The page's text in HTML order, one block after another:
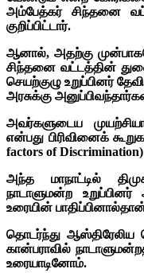
அம்பேத்கர் சிந்தனை
குறிப்பிட்டார்.
ஆனால், அதற்கு
சிந்தனை வட்டத்தின்
செயற்குழு உறுப்பினர்
அரசுக்கு
அவர்களுடைய
என்பது பிரிவினைக்
factors of
அந்த மாநாட்டில்
நாடாளுமன்ற
உரையின்
தொடர்ந்து ஆஸ்திரேலிய
கான்பராவில்
உரையாடினோம்.